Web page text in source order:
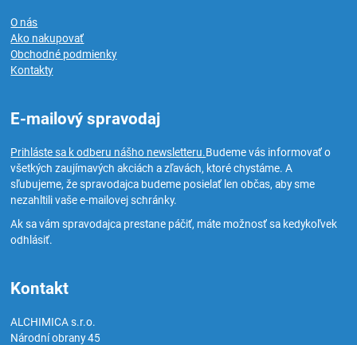
O nás
Ako nakupovať
Obchodné podmienky
Kontakty
E-mailový spravodaj
Prihláste sa k odberu nášho newsletteru.Budeme vás informovať o
všetkých zaujímavých akciách a zľavách, ktoré chystáme. A
sľubujeme, že spravodajca budeme posielať len občas, aby sme
nezahltili vaše e-mailovej schránky.
Ak sa vám spravodajca prestane páčiť, máte možnosť sa kedykoľvek
odhlásiť.
Kontakt
ALCHIMICA s.r.o.
Národní obrany 45